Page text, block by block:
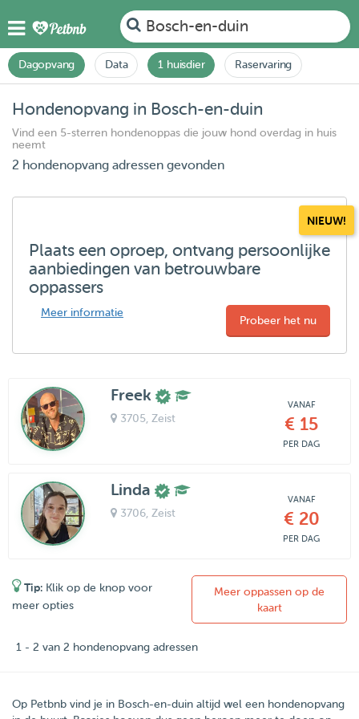
Bosch-en-duin
Dagopvang Data 1 huisdier Raservaring
Hondenopvang in Bosch-en-duin
Vind een 5-sterren hondenoppas die jouw hond overdag in huis
neemt
2 hondenopvang adressen gevonden
NIEUW!
Plaats een oproep, ontvang persoonlijke
aanbiedingen van betrouwbare
oppassers
Meer informatie
Probeer het nu
Freek
3705, Zeist
VANAF
€ 15
PER DAG
Linda
3706, Zeist
VANAF
€ 20
PER DAG
Tip: Klik op de knop voor
meer opties
Meer oppassen op de
kaart
1 - 2 van 2 hondenopvang adressen
Op Petbnb vind je in Bosch-en-duin altijd wel een hondenopvang